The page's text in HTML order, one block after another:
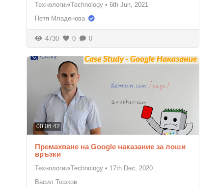
Технологии/Technology • 6th Jun, 2021
Петя Младенова
4730 0 0
00:06:42
Премахване на Google наказание за лоши
връзки
Технологии/Technology • 17th Dec, 2020
Васил Тошков